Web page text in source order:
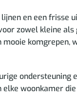
en een frisse
zowel kleine
ondersteuning
woonkamer